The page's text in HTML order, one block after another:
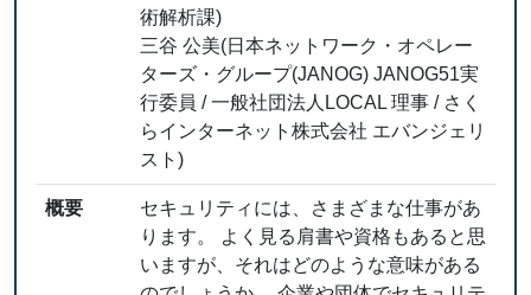
術解析課)
三谷 公美(日本ネットワーク・オペレー
ターズ・グループ(JANOG) JANOG51実
行委員 / 一般社団法人LOCAL 理事 / さく
らインターネット株式会社 エバンジェリ
スト)
概要
セキュリティには、さまざまな仕事があ
ります。 よく見る肩書や資格もあると思
いますが、それはどのような意味がある